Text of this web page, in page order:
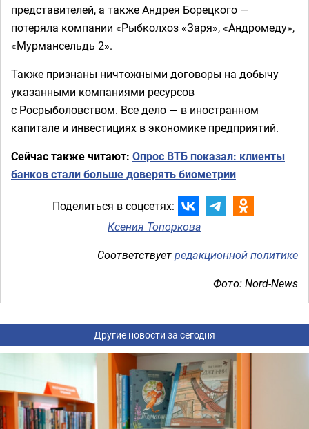
представителей, а также Андрея Борецкого —
потеряла компании «Рыбколхоз «Заря», «Андромеду»,
«Мурмансельдь 2».
Также признаны ничтожными договоры на добычу
указанными компаниями ресурсов
с Росрыболовством. Все дело — в иностранном
капитале и инвестициях в экономике предприятий.
Сейчас также читают: Опрос ВТБ показал: клиенты
банков стали больше доверять биометрии
Поделиться в соцсетях:
Ксения Топоркова
Соответствуетредакционной политике
Фото: Nord-News
Другие новости за сегодня